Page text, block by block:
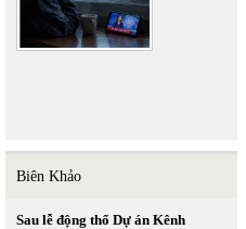
Biên Khảo
Sau lễ động thổ Dự án Kênh